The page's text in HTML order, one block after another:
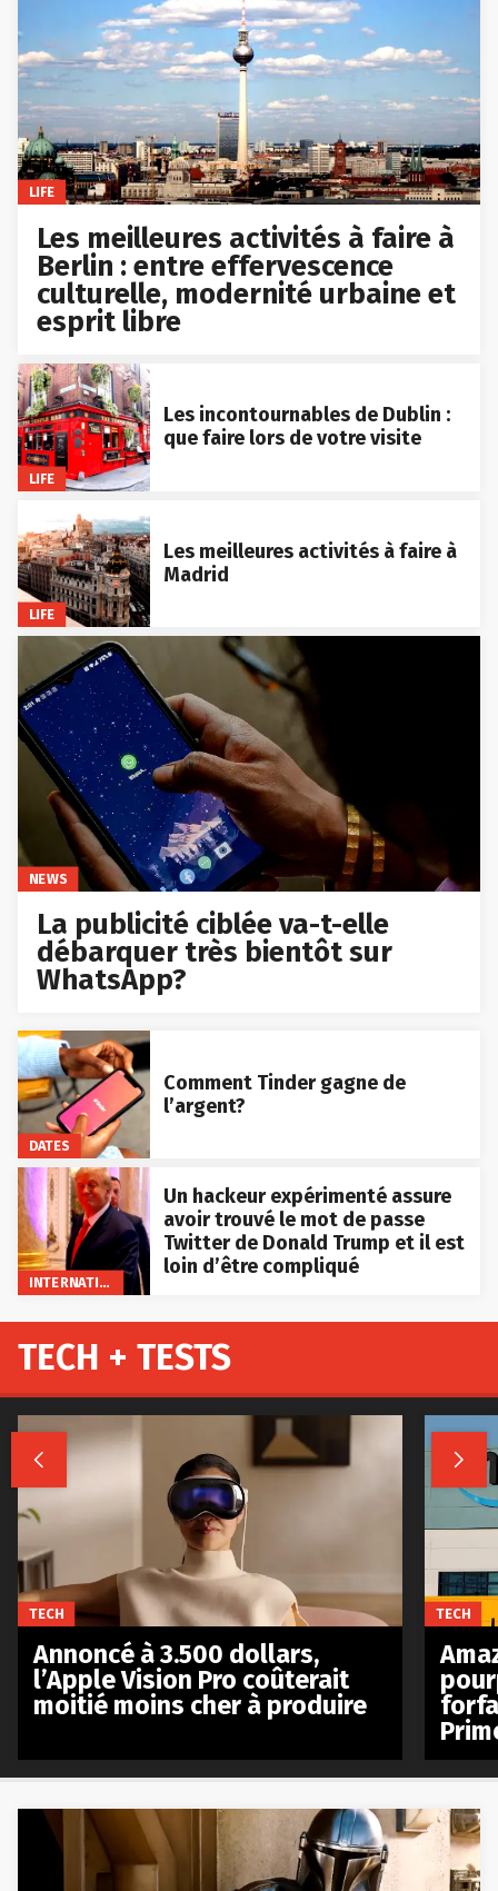
LIFE
Les meilleures activités à faire à
Berlin : entre effervescence
culturelle, modernité urbaine et
esprit libre
LIFE
Les incontournables de Dublin :
que faire lors de votre visite
LIFE
Les meilleures activités à faire à
Madrid
NEWS
La publicité ciblée va-t-elle
débarquer très bientôt sur
WhatsApp?
DATES
Comment Tinder gagne de
l’argent?
INTERNATIONAL
Un hackeur expérimenté assure
avoir trouvé le mot de passe
Twitter de Donald Trump et il est
loin d’être compliqué
TECH + TESTS
 
TECH
Annoncé à 3.500 dollars,
l’Apple Vision Pro coûterait
moitié moins cher à produire
TECH